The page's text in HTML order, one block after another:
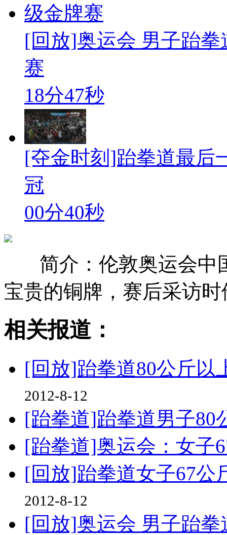
[回放]奥运会 男子跆
赛
18分47秒
[夺金时刻]跆拳道最后
冠
00分40秒
简介：伦敦奥运会中
宝贵的铜牌，赛后采访
相关报道：
[回放]跆拳道80公斤以
2012-8-12
[跆拳道]跆拳道男子80
[跆拳道]奥运会：女子
[回放]跆拳道女子67公
2012-8-12
[回放]奥运会 男子跆